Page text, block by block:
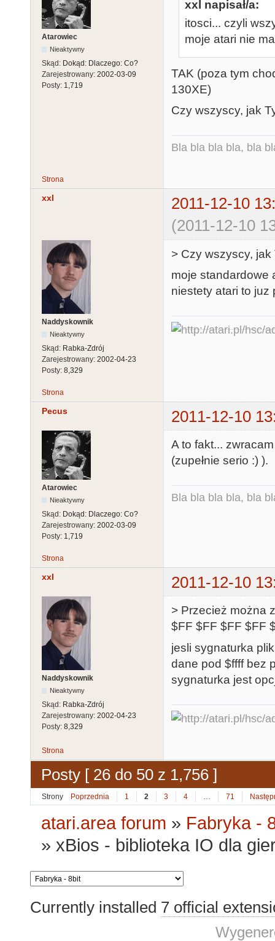
Atarowiec
Nieaktywny
Skąd: Dokąd: Dlaczego: Co?
Zarejestrowany: 2002-03-09
Posty: 1,719
xxl napisał/a:
itosci... czyli
moje atari nie
TAK (poza tym
130XE)
Czy wszyscy, jak
Bla bla bla bla, bla
Strona
xxl
2011-12-10
(2011-12-10
Naddyskownik
Nieaktywny
Skąd: Rabka-Zdrój
Zarejestrowany: 2002-04-23
Posty: 8,329
> Czy wszyscy,
moje standardowe
niestety atari to juz
Strona
Pecus 2011-12-10
Atarowiec
Nieaktywny
Skąd: Dokąd: Dlaczego: Co?
Zarejestrowany: 2002-03-09
Posty: 1,719
A to fakt...
(zupełnie serio :) ).
Bla bla bla bla, bla
Strona
xxl 2011-12-10
Naddyskownik
Nieaktywny
Skąd: Rabka-Zdrój
Zarejestrowany: 2002-04-23
Posty: 8,329
> Przecież można
$FF $FF $FF $FF
jesli sygnaturka
dane pod $ffff bez
sygnaturka jest
Strona
Posty [ 26 do 50 z 1,756 ]
Strony Poprzednia 1 2 3 4 … 71
atari.area forum » Fabryka -
»xBios - biblioteka IO dla
Currently installed 7 official